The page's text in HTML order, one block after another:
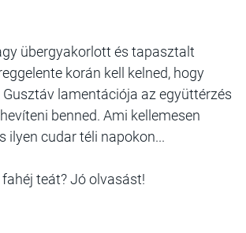
übergyakorlott és tapasztalt
korán kell kelned, hogy
lamentációja az együttérzés
benned. Ami kellemesen
ilyen cudar téli napokon...
teát? Jó olvasást!